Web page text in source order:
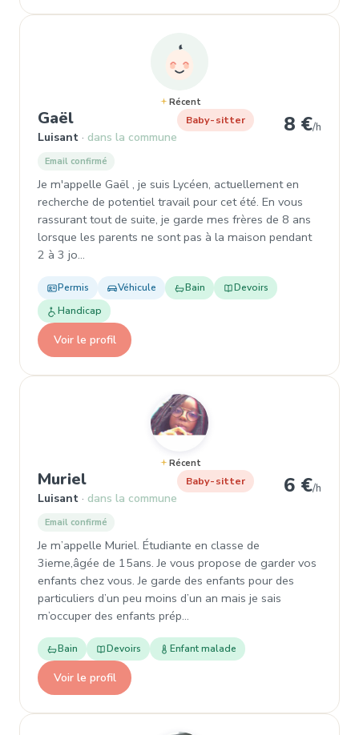
Récent
Gaël, Garde d'enfant à Luisant
Luisant dans la commune
Baby-sitter 8 €/h
Email confirmé
Je m'appelle Gaël , je suis Lycéen, actuellement en
recherche de potentiel travail pour cet été. En vous
rassurant tout de suite, je garde mes frères de 8 ans
lorsque les parents ne sont pas à la maison pendant
2 à 3 jo…
Permis Véhicule Bain
Devoirs
Handicap
Voir le profil
Récent
Muriel, Garde d'enfant à Luisant
Luisant dans la commune
Baby-sitter 6 €/h
Email confirmé
Je m’appelle Muriel. Étudiante en classe de
3ieme,âgée de 15ans. Je vous propose de garder vos
enfants chez vous. Je garde des enfants pour des
particuliers d’un peu moins d’un an mais je sais
m’occuper des enfants prép…
Bain Devoirs Enfant malade
Voir le profil